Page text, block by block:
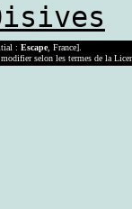
:Escape, France].
selon les termes de la